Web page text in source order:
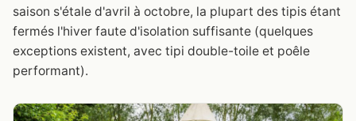
saison s'étale d'avril à octobre, la plupart des tipis étant
fermés l'hiver faute d'isolation suffisante (quelques
exceptions existent, avec tipi double-toile et poêle
performant).